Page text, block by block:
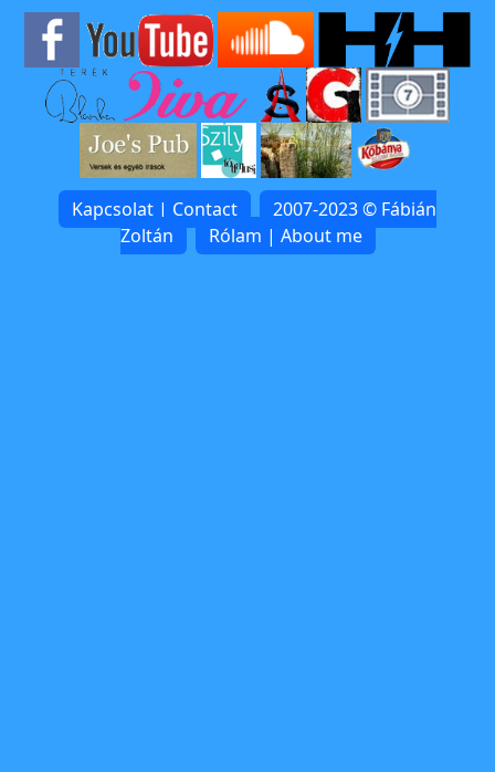
Kapcsolat | Contact
2007-2023 © Fábián
Zoltán
Rólam | About me